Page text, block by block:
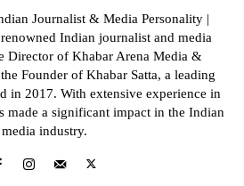
Journalist & Media Personality |
Indian journalist and media
Director of Khabar Arena Media &
Founder of Khabar Satta, a leading
in 2017. With extensive experience in
made a significant impact in the Indian
media industry.